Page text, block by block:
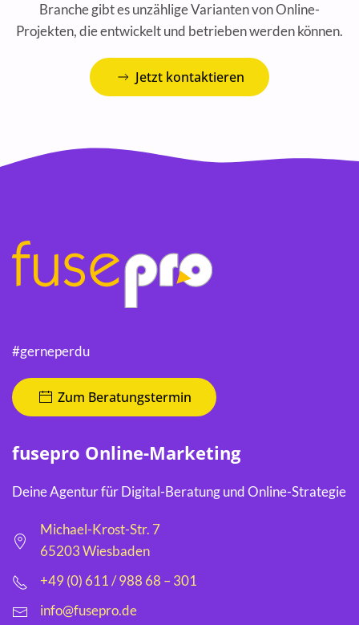
Branche gibt es unzählige Varianten von Online-
Projekten, die entwickelt und betrieben werden können.
Jetzt kontaktieren
#gerneperdu
Zum Beratungstermin
fusepro Online-Marketing
Deine Agentur für Digital-Beratung und Online-Strategie
Michael-Krost-Str. 7
65203 Wiesbaden
+49 (0) 611 / 988 68 – 301
info@fusepro.de